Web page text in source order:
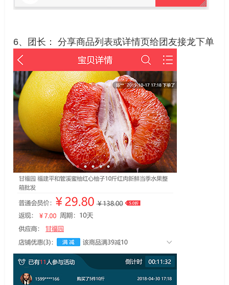
6、团长： 分享商品列表或详情页给团友接龙下单